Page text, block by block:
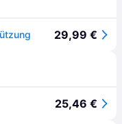
29,99 €
25,46 €